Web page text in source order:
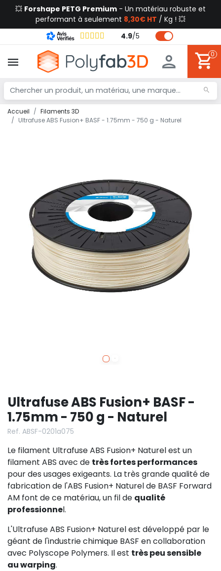
💥 Forshape PETG Premium - Un matériau robuste et
performant à seulement 8,30€ HT / Kg ! 💥
4.9/5
0
Accueil
Filaments 3D
Ultrafuse ABS Fusion+ BASF - 1.75mm - 750 g - Naturel
Ultrafuse ABS Fusion+ BASF -
1.75mm - 750 g - Naturel
Ref. ABSF-0201a075
Le filament Ultrafuse ABS Fusion+ Naturel est un
filament ABS avec de très fortes performances
pour des usages exigeants. La très grande qualité de
fabrication de l'ABS Fusion+ Naturel de BASF Forward
AM font de ce matériau, un fil de qualité
professionnel.
L'Ultrafuse ABS Fusion+ Naturel est développé par le
géant de l'industrie chimique BASF en collaboration
avec Polyscope Polymers. Il est très peu sensible
au warping.